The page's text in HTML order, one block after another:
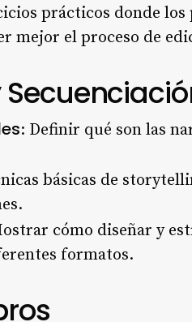
prácticos donde
mejor el proceso de
: Definir qué son las
básicas de
cómo diseñar y
formatos.